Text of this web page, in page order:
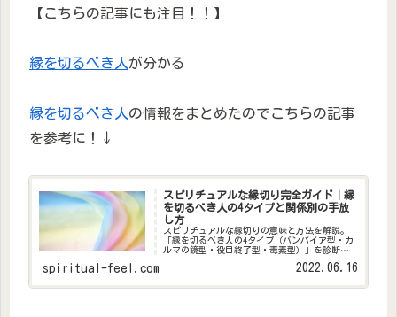
【こちらの記事にも注目！！】
縁を切るべき人が分かる
縁を切るべき人 の情報をまとめたのでこちらの記事
を参考に！↓
スピリチュアルな縁切り完全ガイド｜縁
を切るべき人の4タイプと関係別の手放
し方
スピリチュアルな縁切りの意味と方法を解説。
「縁を切るべき人の4タイプ（バンパイア型・カ
ルマの鏡型・役目終了型・毒素型）」を診断チ
恋人別の縁切りの作法と、縁切りの後に起こる
spiritual-feel.com 2022.06.16